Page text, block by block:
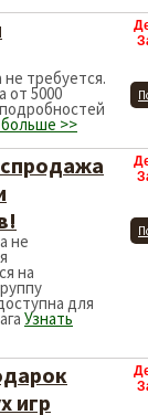
требуется.
от 5000
>>
не
на
для
Узнать
игр